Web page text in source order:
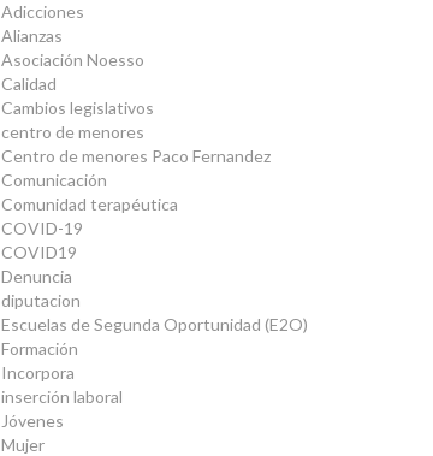
Adicciones
Alianzas
Asociación Noesso
Calidad
Cambios legislativos
centro de menores
Centro de menores Paco Fernandez
Comunicación
Comunidad terapéutica
COVID-19
COVID19
Denuncia
diputacion
Escuelas de Segunda Oportunidad (E2O)
Formación
Incorpora
inserción laboral
Jóvenes
Mujer